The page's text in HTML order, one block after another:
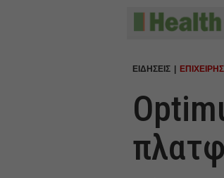
ΕΙΔΗΣΕΙΣ